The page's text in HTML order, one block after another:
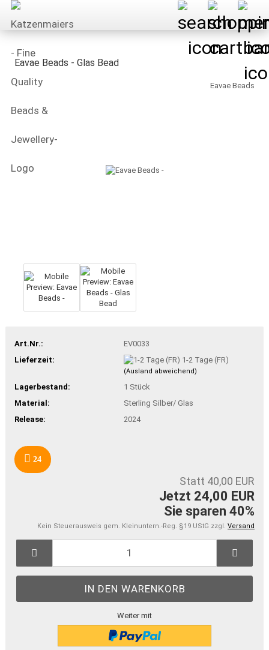
Eavae Beads - Glas Bead
Eavae Beads
Art.Nr.:
EV0033
Lieferzeit:
1-2 Tage (FR)
(Ausland abweichend)
Lagerbestand: 1 Stück
Material:
Sterling Silber/ Glas
Release:
2024
24
Statt 40,00 EUR
Jetzt 24,00 EUR
Sie sparen 40%
Kein Steuerausweis gem. Kleinuntern.-Reg. §19 UStG zzgl. Versand
Weiter mit